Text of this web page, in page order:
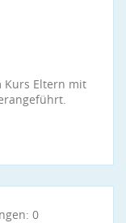
Kurs Eltern mit
0